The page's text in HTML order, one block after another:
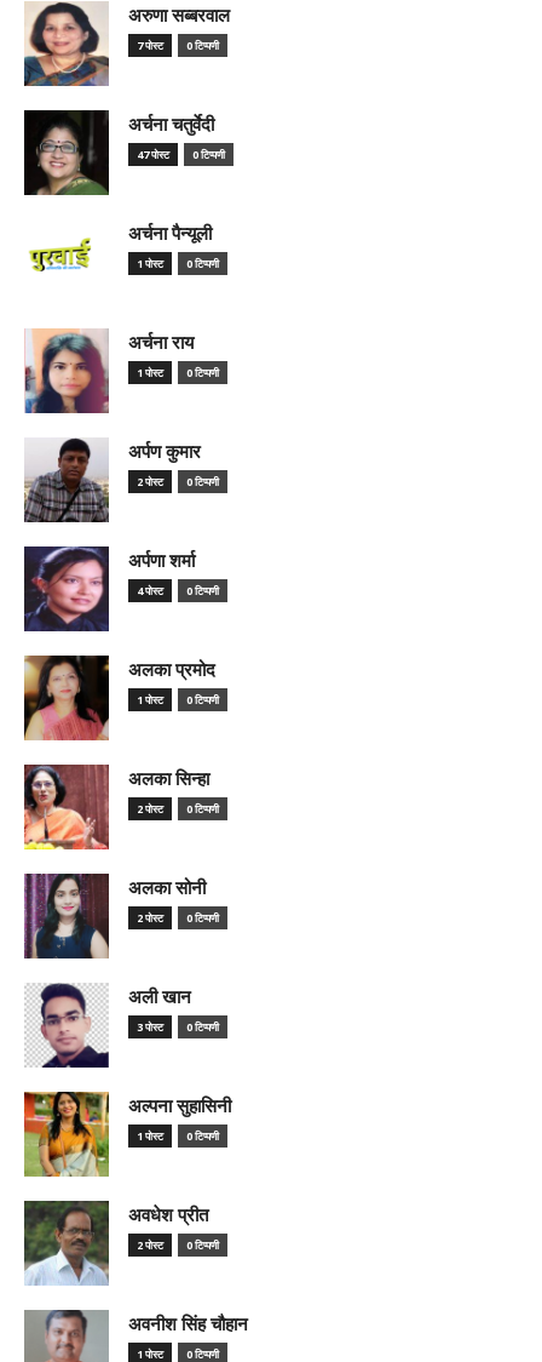
अरुणा सब्बरवाल
7 पोस्ट 0 टिप्पणी
अर्चना चतुर्वेदी
47 पोस्ट 0 टिप्पणी
अर्चना पैन्यूली
1 पोस्ट 0 टिप्पणी
अर्चना राय
1 पोस्ट 0 टिप्पणी
अर्पण कुमार
2 पोस्ट 0 टिप्पणी
अर्पणा शर्मा
4 पोस्ट 0 टिप्पणी
अलका प्रमोद
1 पोस्ट 0 टिप्पणी
अलका सिन्हा
2 पोस्ट 0 टिप्पणी
अलका सोनी
2 पोस्ट 0 टिप्पणी
अली खान
3 पोस्ट 0 टिप्पणी
अल्पना सुहासिनी
1 पोस्ट 0 टिप्पणी
अवधेश प्रीत
2 पोस्ट 0 टिप्पणी
अवनीश सिंह चौहान
1 पोस्ट 0 टिप्पणी